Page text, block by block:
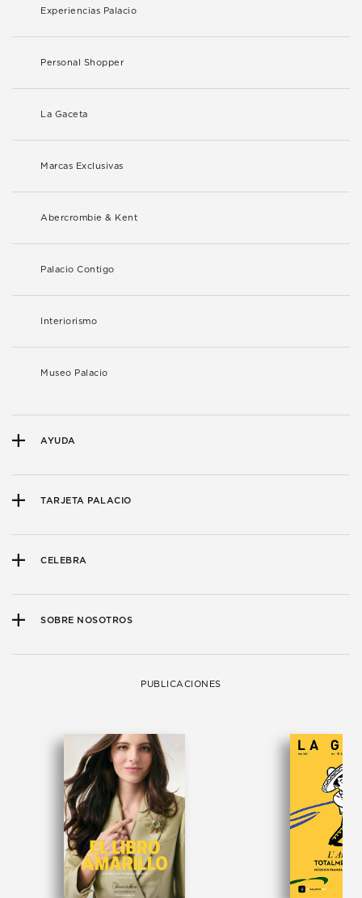
Experiencias Palacio
Personal Shopper
La Gaceta
Marcas Exclusivas
Abercrombie & Kent
Palacio Contigo
Interiorismo
Museo Palacio
AYUDA
TARJETA PALACIO
CELEBRA
SOBRE NOSOTROS
PUBLICACIONES